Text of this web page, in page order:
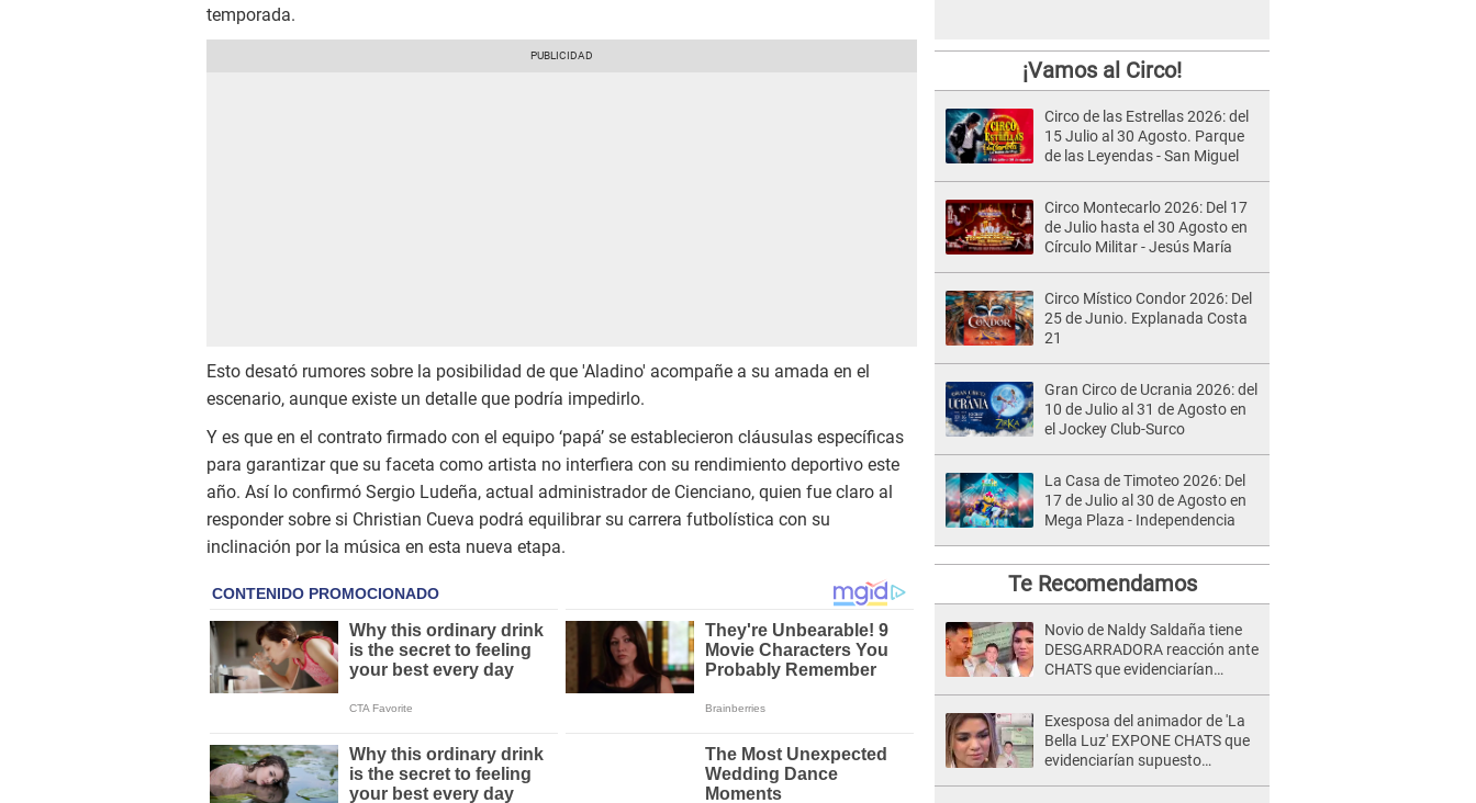
temporada.
Esto desató rumores sobre la posibilidad de que 'Aladino' acompañe a su amada en el
escenario, aunque existe un detalle que podría impedirlo.
Y es que en el contrato firmado con el equipo ‘papá’ se establecieron cláusulas específicas
para garantizar que su faceta como artista no interfiera con su rendimiento deportivo este
año. Así lo confirmó Sergio Ludeña, actual administrador de Cienciano, quien fue claro al
responder sobre si Christian Cueva podrá equilibrar su carrera futbolística con su
inclinación por la música en esta nueva etapa.
¡Vamos al Circo!
Circo de las Estrellas 2026: del
15 Julio al 30 Agosto. Parque
de las Leyendas - San Miguel
Circo Montecarlo 2026: Del 17
de Julio hasta el 30 Agosto en
Círculo Militar - Jesús María
Circo Místico Condor 2026: Del
25 de Junio. Explanada Costa
21
Gran Circo de Ucrania 2026: del
10 de Julio al 31 de Agosto en
el Jockey Club-Surco
La Casa de Timoteo 2026: Del
17 de Julio al 30 de Agosto en
Mega Plaza - Independencia
Te Recomendamos
Novio de Naldy Saldaña tiene
DESGARRADORA reacción ante
CHATS que evidenciarían
Exesposa del animador de 'La
Bella Luz' EXPONE CHATS que
evidenciarían supuesto